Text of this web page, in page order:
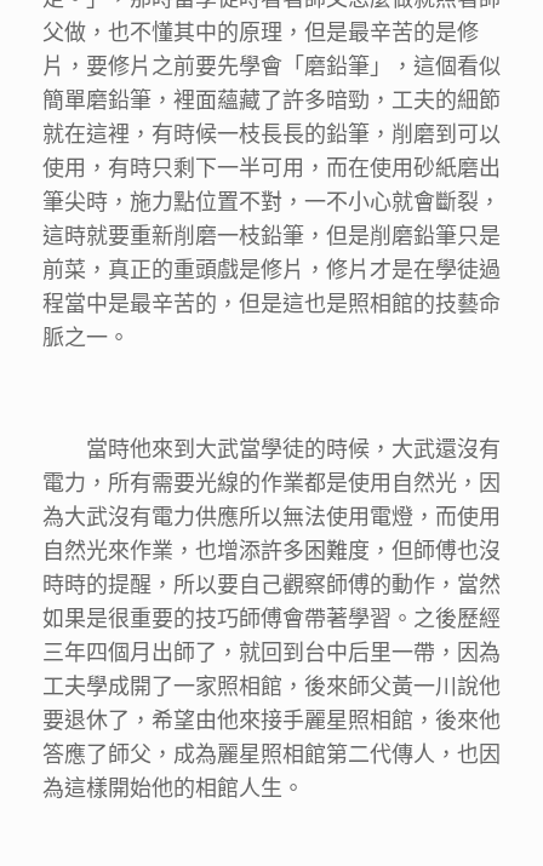
父做，也不懂其中的原理，但是最辛苦的是修
片，要修片之前要先學會「磨鉛筆」，這個看似
簡單磨鉛筆，裡面蘊藏了許多暗勁，工夫的細節
就在這裡，有時候一枝長長的鉛筆，削磨到可以
使用，有時只剩下一半可用，而在使用砂紙磨出
筆尖時，施力點位置不對，一不小心就會斷裂，
這時就要重新削磨一枝鉛筆，但是削磨鉛筆只是
前菜，真正的重頭戲是修片，修片才是在學徒過
程當中是最辛苦的，但是這也是照相館的技藝命
脈之一。
當時他來到大武當學徒的時候，大武還沒有
電力，所有需要光線的作業都是使用自然光，因
為大武沒有電力供應所以無法使用電燈，而使用
自然光來作業，也增添許多困難度，但師傅也沒
時時的提醒，所以要自己觀察師傅的動作，當然
如果是很重要的技巧師傅會帶著學習。之後歷經
三年四個月出師了，就回到台中后里一帶，因為
工夫學成開了一家照相館，後來師父黃一川說他
要退休了，希望由他來接手麗星照相館，後來他
答應了師父，成為麗星照相館第二代傳人，也因
為這樣開始他的相館人生。